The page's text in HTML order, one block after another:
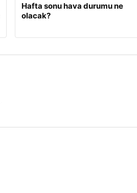
Hafta sonu hava durumu ne
olacak?